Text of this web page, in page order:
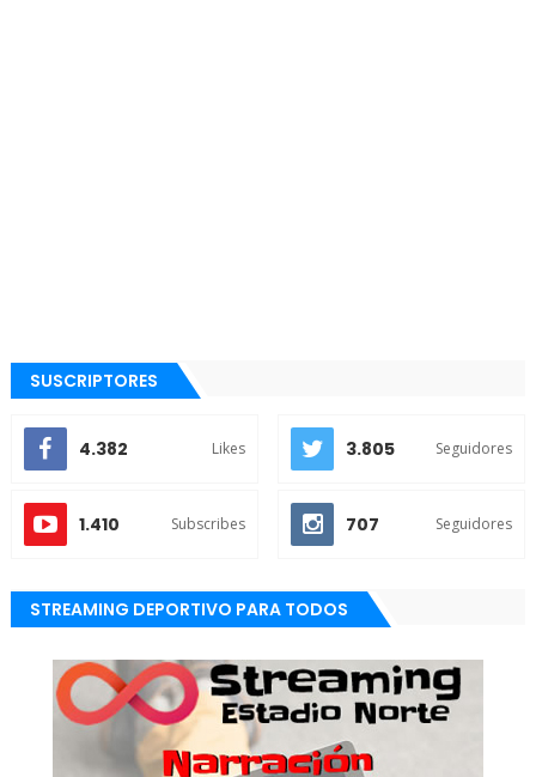
SUSCRIPTORES
4.382 Likes 3.805 Seguidores
1.410 Subscribes 707 Seguidores
STREAMING DEPORTIVO PARA TODOS